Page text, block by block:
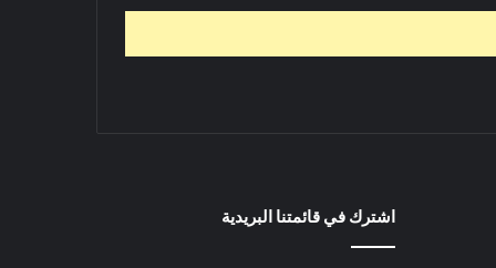
اشترك في قائمتنا البريدية